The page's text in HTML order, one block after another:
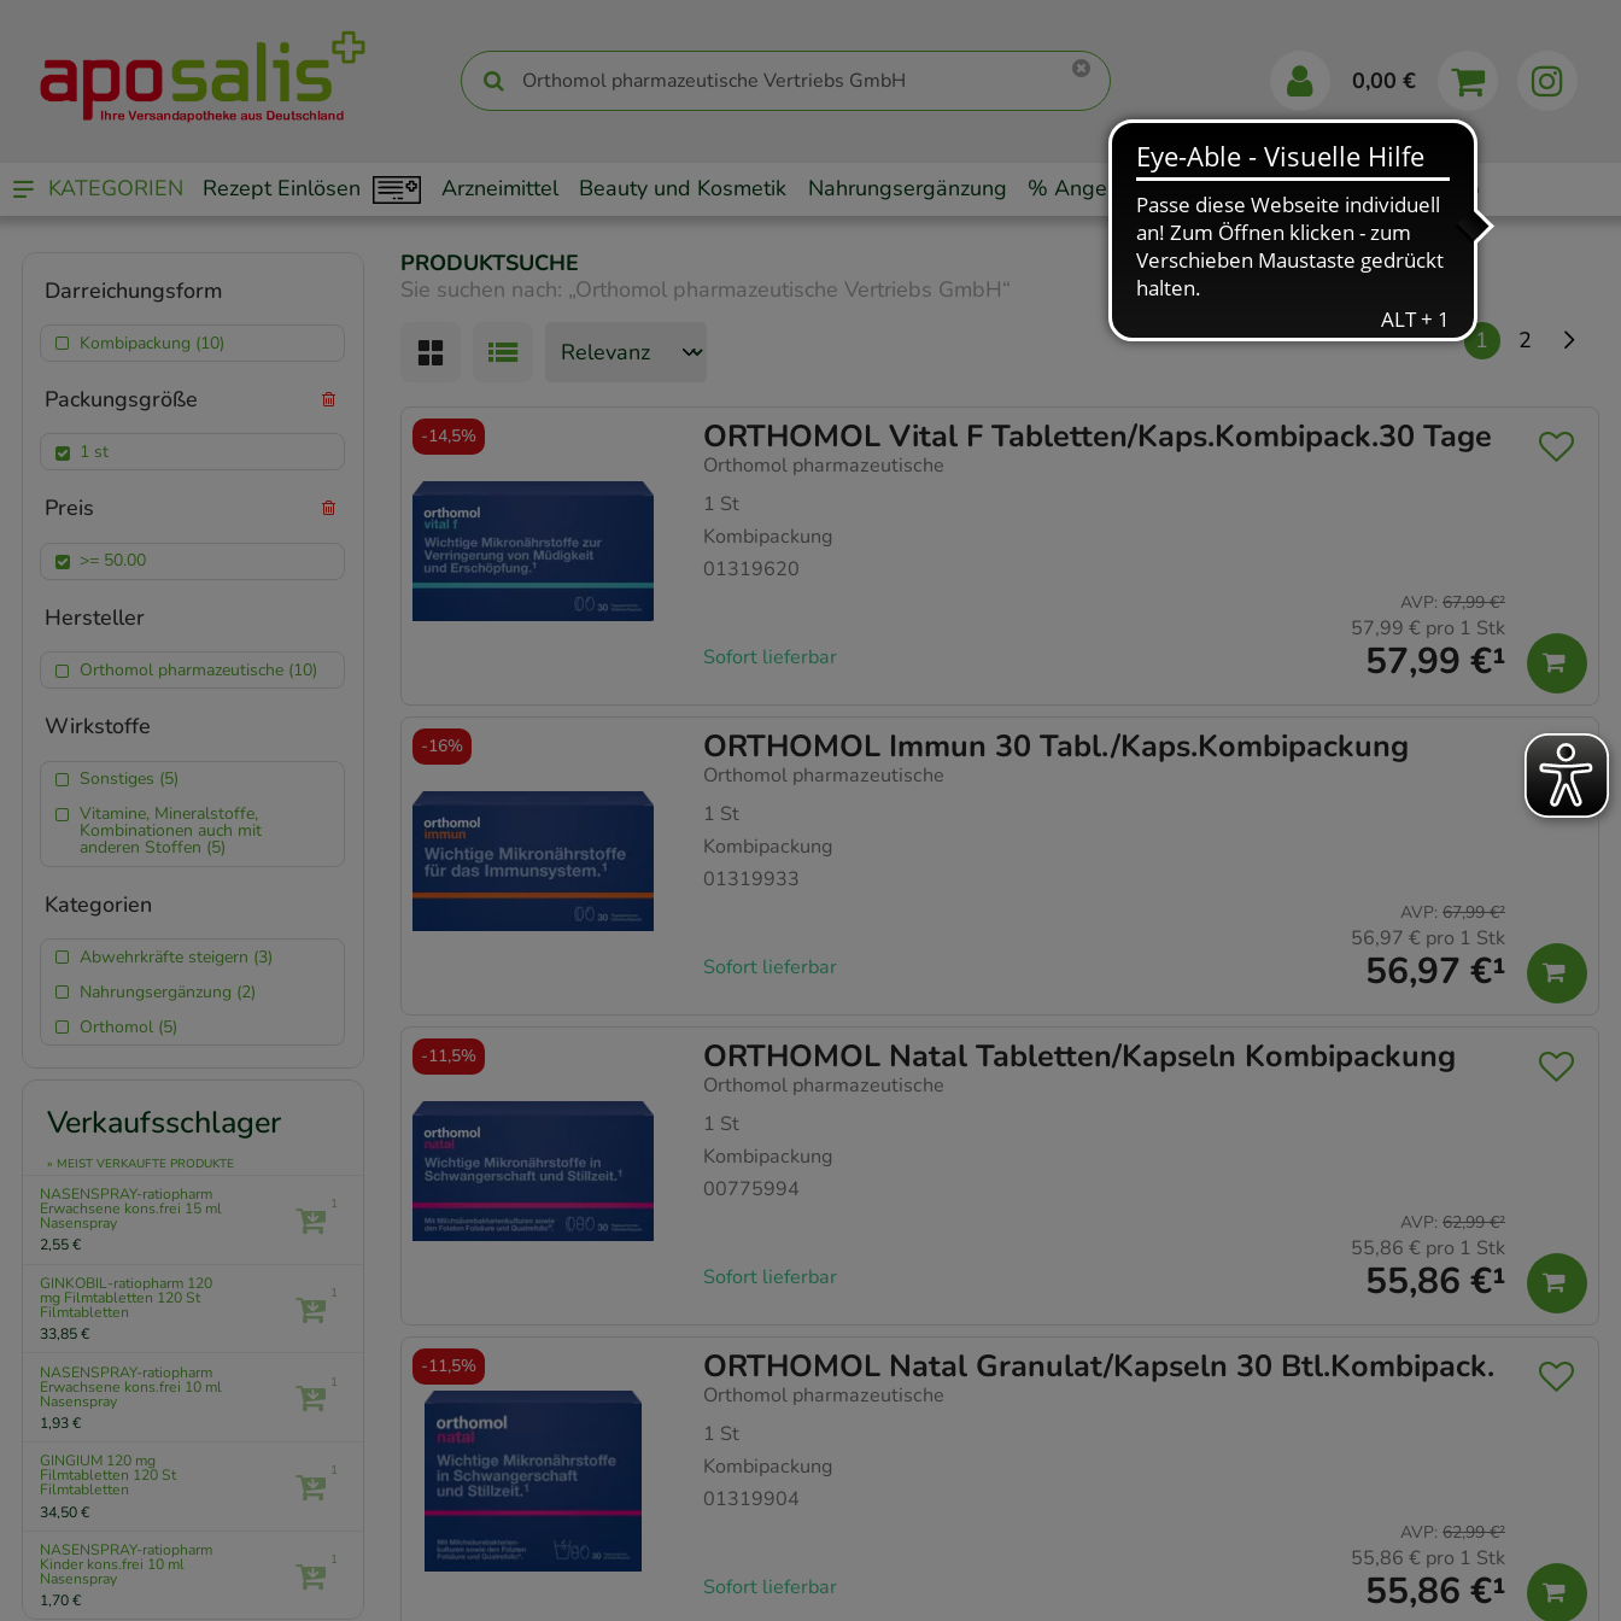
0,00 €
KATEGORIEN Rezept Einlösen Arzneimittel Beauty und Kosmetik Nahrungsergänzung % Angebote Markenshops Ratgeber App
PRODUKTSUCHE
Sie suchen nach: „Orthomol pharmazeutische Vertriebs GmbH“
1
2
ORTHOMOL Vital F Tabletten/Kaps.Kombipack.30 Tage
Orthomol pharmazeutische
1 St
Kombipackung
01319620
Sofort lieferbar 57,99 €¹
AVP: 67,99 €²
57,99 € pro 1 Stk
-14,5%
ORTHOMOL Immun 30 Tabl./Kaps.Kombipackung
Orthomol pharmazeutische
1 St
Kombipackung
01319933
Sofort lieferbar 56,97 €¹
AVP: 67,99 €²
56,97 € pro 1 Stk
-16%
ORTHOMOL Natal Tabletten/Kapseln Kombipackung
Orthomol pharmazeutische
1 St
Kombipackung
00775994
Sofort lieferbar 55,86 €¹
AVP: 62,99 €²
55,86 € pro 1 Stk
-11,5%
ORTHOMOL Natal Granulat/Kapseln 30 Btl.Kombipack.
Orthomol pharmazeutische
1 St
Kombipackung
01319904
Sofort lieferbar 55,86 €¹
AVP: 62,99 €²
55,86 € pro 1 Stk
-11,5%
Darreichungsform
Kombipackung (10)
Packungsgröße
1 st
Preis
>= 50.00
Hersteller
Orthomol pharmazeutische (10)
Wirkstoffe
Sonstiges (5)
Vitamine, Mineralstoffe,
Kombinationen auch mit
anderen Stoffen (5)
Kategorien
Abwehrkräfte steigern (3)
Nahrungsergänzung (2)
Orthomol (5)
Verkaufsschlager
» MEIST VERKAUFTE PRODUKTE
NASENSPRAY-ratiopharm
Erwachsene kons.frei 15 ml
Nasenspray
2,55 €
1
GINKOBIL-ratiopharm 120
mg Filmtabletten 120 St
Filmtabletten
33,85 €
1
NASENSPRAY-ratiopharm
Erwachsene kons.frei 10 ml
Nasenspray
1,93 €
1
GINGIUM 120 mg
Filmtabletten 120 St
Filmtabletten
34,50 €
1
NASENSPRAY-ratiopharm
Kinder kons.frei 10 ml
Nasenspray
1,70 €
1